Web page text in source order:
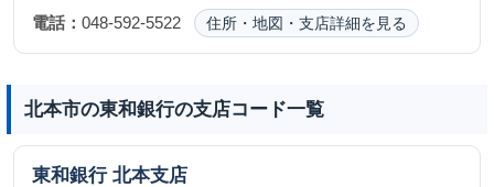
電話： 048-592-5522 住所・地図・支店詳細を見る
北本市の東和銀行の支店コード一覧
東和銀行 北本支店